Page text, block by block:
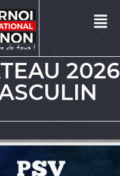
2026